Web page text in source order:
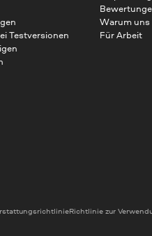
Testversionen
Warum uns
Für Arbeit
Richtlinie zur